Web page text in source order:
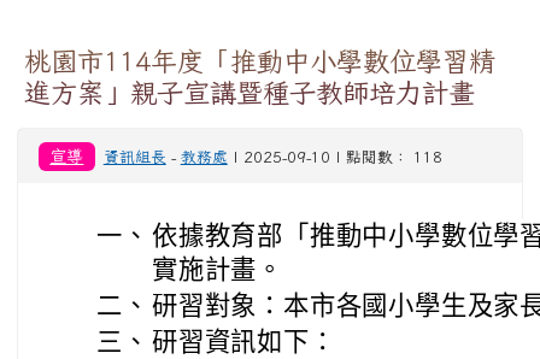
桃園市114年度「推動中小學數位學習精
進方案」親子宣講暨種子教師培力計畫
宣導 資訊組長 - 教務處 | 2025-09-10 | 點閱數： 118
一、 依據教育部「推動中小學數位學
實施計畫。
二、 研習對象：本市各國小學生及家
三、 研習資訊如下：